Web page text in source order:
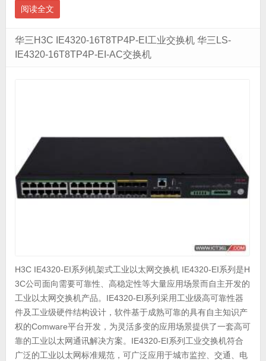
阅读全文
华三H3C IE4320-16T8TP4P-EI工业交换机 华三LS-
IE4320-16T8TP4P-EI-AC交换机
H3C IE4320-EI系列机架式工业以太网交换机 IE4320-EI系列是H
3C公司面向需要可靠性、高稳定性等大量应用场景而自主开发的
工业以太网交换机产品。IE4320-EI系列采用工业级高可靠性器
件及工业级硬件结构设计，软件基于成熟可靠的具有自主知识产
权的Comware平台开发，为灵活多变的应用场景提供了一套高可
靠的工业以太网通讯解决方案。IE4320-EI系列工业交换机符合
广泛的工业以太网标准规范，可广泛应用于城市监控、交通、电